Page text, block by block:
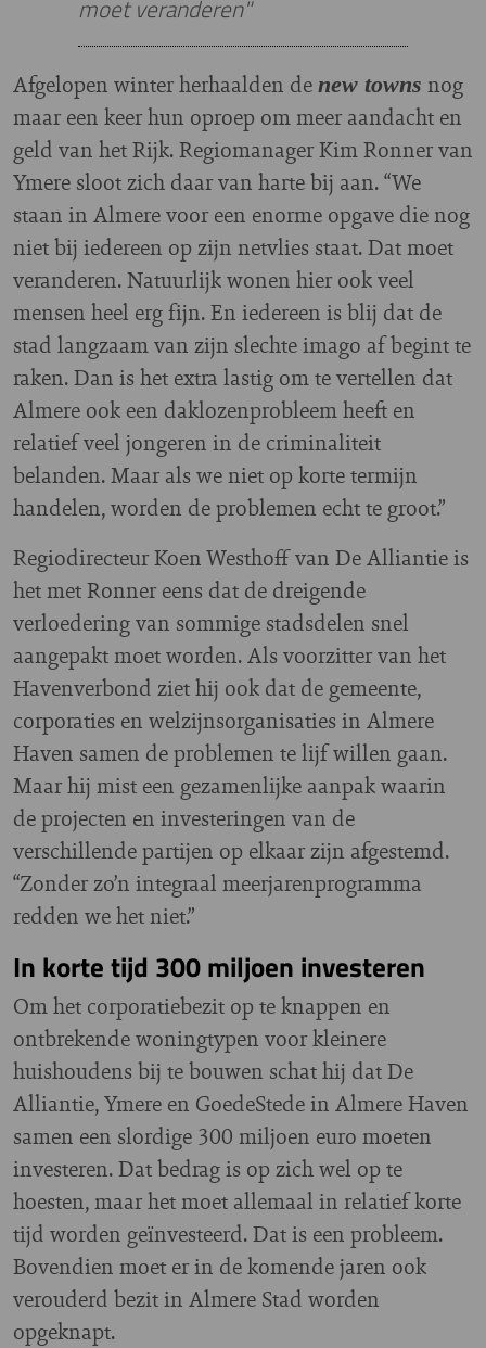
moet veranderen"
Afgelopen winter herhaalden de new towns nog
maar een keer hun oproep om meer aandacht en
geld van het Rijk. Regiomanager Kim Ronner van
Ymere sloot zich daar van harte bij aan. “We
staan in Almere voor een enorme opgave die nog
niet bij iedereen op zijn netvlies staat. Dat moet
veranderen. Natuurlijk wonen hier ook veel
mensen heel erg fijn. En iedereen is blij dat de
stad langzaam van zijn slechte imago af begint te
raken. Dan is het extra lastig om te vertellen dat
Almere ook een daklozenprobleem heeft en
relatief veel jongeren in de criminaliteit
belanden. Maar als we niet op korte termijn
handelen, worden de problemen echt te groot.”
Regiodirecteur Koen Westhoff van De Alliantie is
het met Ronner eens dat de dreigende
verloedering van sommige stadsdelen snel
aangepakt moet worden. Als voorzitter van het
Havenverbond ziet hij ook dat de gemeente,
corporaties en welzijnsorganisaties in Almere
Haven samen de problemen te lijf willen gaan.
Maar hij mist een gezamenlijke aanpak waarin
de projecten en investeringen van de
verschillende partijen op elkaar zijn afgestemd.
“Zonder zo’n integraal meerjarenprogramma
redden we het niet.”
In korte tijd 300 miljoen investeren
Om het corporatiebezit op te knappen en
ontbrekende woningtypen voor kleinere
huishoudens bij te bouwen schat hij dat De
Alliantie, Ymere en GoedeStede in Almere Haven
samen een slordige 300 miljoen euro moeten
investeren. Dat bedrag is op zich wel op te
hoesten, maar het moet allemaal in relatief korte
tijd worden geïnvesteerd. Dat is een probleem.
Bovendien moet er in de komende jaren ook
verouderd bezit in Almere Stad worden
opgeknapt.